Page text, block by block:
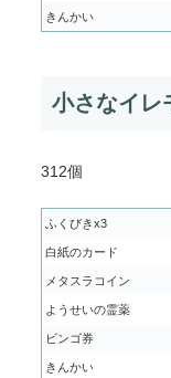
きんかい
小さなイレ
312個
ふくびきx3
白紙のカード
メタスラコイン
ようせいの霊薬
ビンゴ券
きんかい